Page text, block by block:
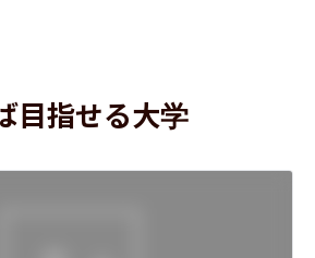
目指せる大学